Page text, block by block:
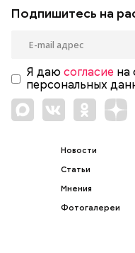
Подпишитесь на
Я даю согласие на
персональных
Новости
Статьи
Мнения
Фотогалереи